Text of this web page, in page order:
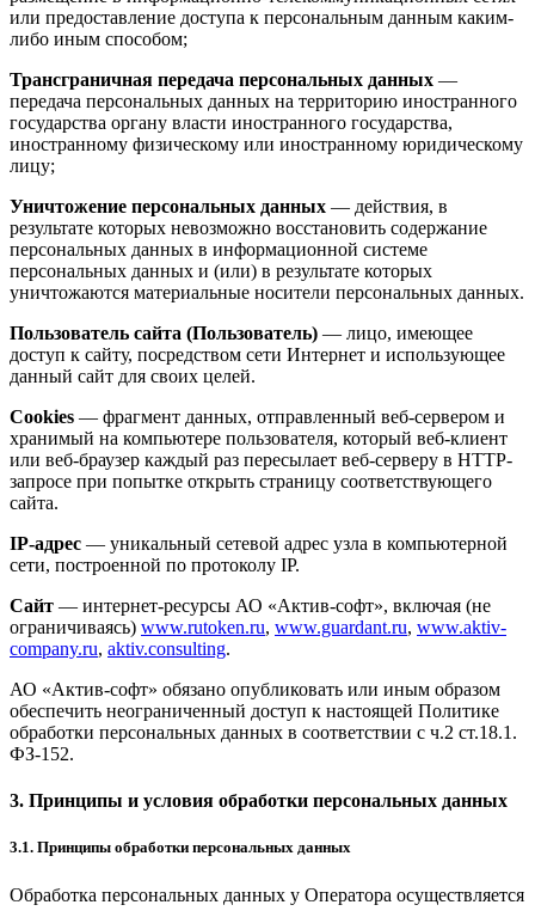
или предоставление доступа к персональным данным каким-
либо иным способом;
Трансграничная передача персональных данных —
передача персональных данных на территорию иностранного
государства органу власти иностранного государства,
иностранному физическому или иностранному юридическому
лицу;
Уничтожение персональных данных — действия, в
результате которых невозможно восстановить содержание
персональных данных в информационной системе
персональных данных и (или) в результате которых
уничтожаются материальные носители персональных данных.
Пользователь сайта (Пользователь) — лицо, имеющее
доступ к сайту, посредством сети Интернет и использующее
данный сайт для своих целей.
Cookies — фрагмент данных, отправленный веб-сервером и
хранимый на компьютере пользователя, который веб-клиент
или веб-браузер каждый раз пересылает веб-серверу в HTTP-
запросе при попытке открыть страницу соответствующего
сайта.
IP-адрес — уникальный сетевой адрес узла в компьютерной
сети, построенной по протоколу IP.
Сайт — интернет-ресурсы АО «Актив-софт», включая (не
ограничиваясь) www.rutoken.ru, www.guardant.ru, www.aktiv-
company.ru, aktiv.consulting.
АО «Актив-софт» обязано опубликовать или иным образом
обеспечить неограниченный доступ к настоящей Политике
обработки персональных данных в соответствии с ч.2 ст.18.1.
ФЗ-152.
3. Принципы и условия обработки персональных данных
3.1. Принципы обработки персональных данных
Обработка персональных данных у Оператора осуществляется